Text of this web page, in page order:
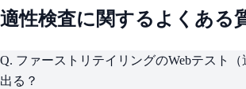
適性検査に関するよくある
Q. ファーストリテイリングのWebテスト
出る？